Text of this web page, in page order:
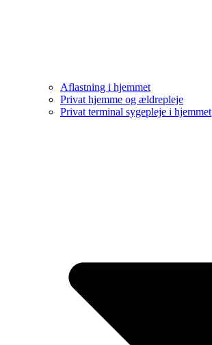
Aflastning i hjemmet
Privat hjemme og ældrepleje
Privat terminal sygepleje i hjemmet